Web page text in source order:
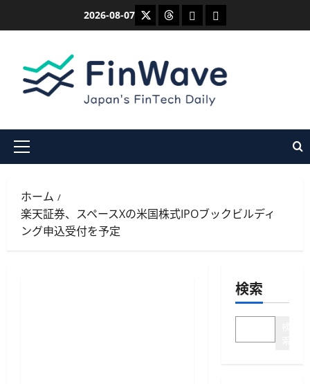
2026-08-07 X ThreadsBlueskyMastodon
メ
メ
ニ
ュ
ホーム
楽天証券、スペースXの米国株式IPOブックビルディ
ング申込受付を予定
検索